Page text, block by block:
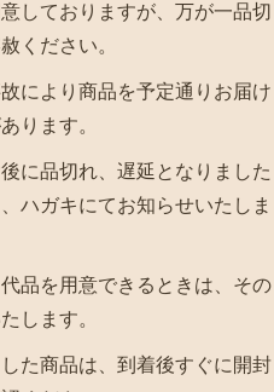
しておりますが、万が一品切
ください。
により商品を予定通りお届け
ります。
に品切れ、遅延となりました
ハガキにてお知らせいたしま
品を用意できるときは、その
します。
た商品は、到着後すぐに開封